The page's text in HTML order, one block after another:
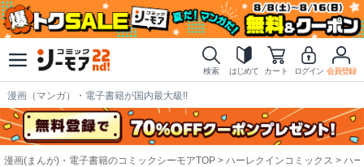
検索 はじめて カート ログイン 会員登録
漫画（マンガ）・電子書籍が国内最大級!!
漫画(まんが)・電子書籍のコミックシーモアTOP ハーレクインコミックス ハ